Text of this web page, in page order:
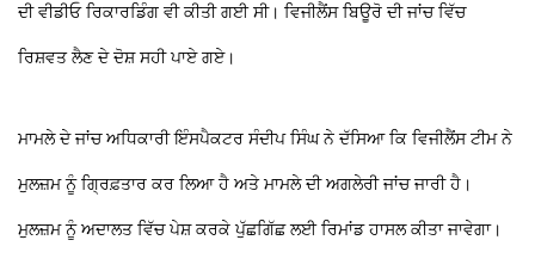
ਦੀ ਵੀਡੀਓ ਰਿਕਾਰਡਿੰਗ ਵੀ ਕੀਤੀ ਗਈ ਸੀ। ਵਿਜੀਲੈਂਸ ਬਿਊਰੋ ਦੀ ਜਾਂਚ ਵਿੱਚ
ਰਿਸ਼ਵਤ ਲੈਣ ਦੇ ਦੋਸ਼ ਸਹੀ ਪਾਏ ਗਏ।
ਮਾਮਲੇ ਦੇ ਜਾਂਚ ਅਧਿਕਾਰੀ ਇੰਸਪੈਕਟਰ ਸੰਦੀਪ ਸਿੰਘ ਨੇ ਦੱਸਿਆ ਕਿ ਵਿਜੀਲੈਂਸ ਟੀਮ ਨੇ
ਮੁਲਜ਼ਮ ਨੂੰ ਗ੍ਰਿਫ਼ਤਾਰ ਕਰ ਲਿਆ ਹੈ ਅਤੇ ਮਾਮਲੇ ਦੀ ਅਗਲੇਰੀ ਜਾਂਚ ਜਾਰੀ ਹੈ।
ਮੁਲਜ਼ਮ ਨੂੰ ਅਦਾਲਤ ਵਿੱਚ ਪੇਸ਼ ਕਰਕੇ ਪੁੱਛਗਿੱਛ ਲਈ ਰਿਮਾਂਡ ਹਾਸਲ ਕੀਤਾ ਜਾਵੇਗਾ।